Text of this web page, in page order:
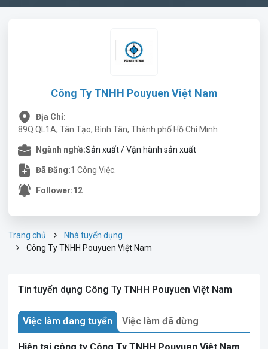
Công Ty TNHH Pouyuen Việt Nam
Địa Chỉ:
89Q QL1A, Tân Tạo, Bình Tân, Thành phố Hồ Chí Minh
Ngành nghề:Sản xuất / Vận hành sản xuất
Đã Đăng:1 Công Việc.
Follower:12
Trang chủ
Nhà tuyển dụng
Công Ty TNHH Pouyuen Việt Nam
Tin tuyển dụng Công Ty TNHH Pouyuen Việt Nam
Việc làm đang tuyển Việc làm đã dừng